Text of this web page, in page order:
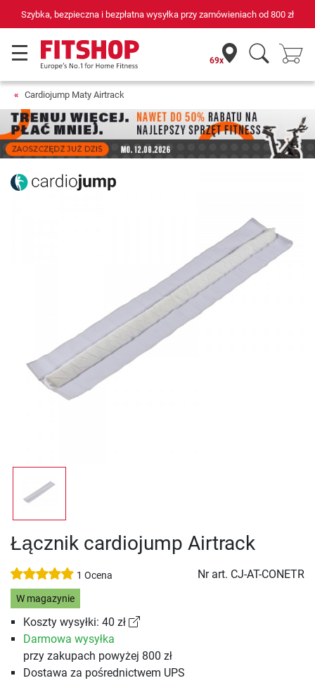
Szybka, bezpieczna i bezpłatna wysyłka przy zamówieniach od 800 zł
69x
Cardiojump Maty Airtrack
Łącznik cardiojump Airtrack
1 Ocena Nr art. CJ-AT-CONETR
W magazynie
Koszty wysyłki: 40 zł
Darmowa wysyłka
przy zakupach powyżej 800 zł
Dostawa za pośrednictwem UPS